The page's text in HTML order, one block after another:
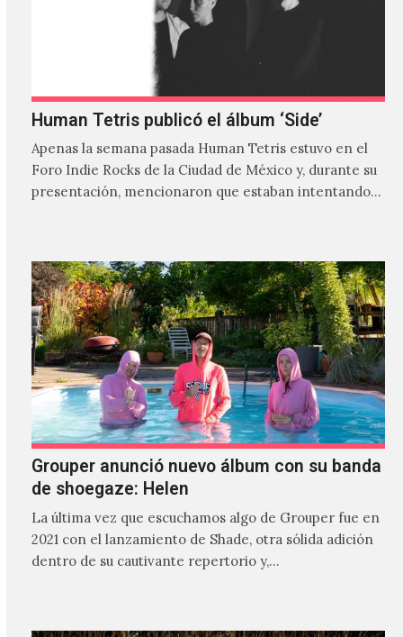
Human Tetris publicó el álbum ‘Side’
Apenas la semana pasada Human Tetris estuvo en el
Foro Indie Rocks de la Ciudad de México y, durante su
presentación, mencionaron que estaban intentando…
Grouper anunció nuevo álbum con su banda
de shoegaze: Helen
La última vez que escuchamos algo de Grouper fue en
2021 con el lanzamiento de Shade, otra sólida adición
dentro de su cautivante repertorio y,…